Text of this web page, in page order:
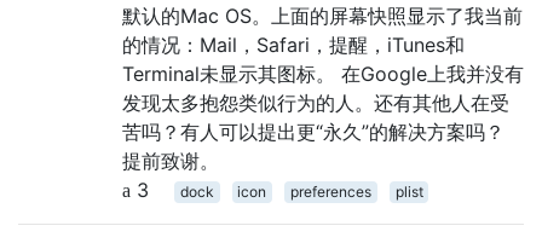
默认的Mac OS。上面的屏幕快照显示了我当前
的情况：Mail，Safari，提醒，iTunes和
Terminal未显示其图标。 在Google上我并没有
发现太多抱怨类似行为的人。还有其他人在受
苦吗？有人可以提出更“永久”的解决方案吗？
提前致谢。
3
dock icon preferences plist